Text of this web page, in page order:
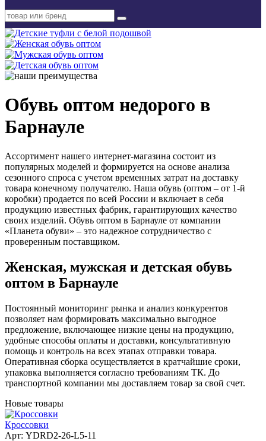
Обувь оптом недорого в
Барнауле
Ассортимент нашего интернет-магазина состоит из
популярных моделей и формируется на основе анализа
сезонного спроса с учетом временных затрат на доставку
товара конечному получателю. Наша обувь (оптом – от 1-й
коробки) продается по всей России и включает в себя
продукцию известных фабрик, гарантирующих качество
своих изделий. Обувь оптом в Барнауле от компании
«Планета обуви» – это надежное сотрудничество с
проверенным поставщиком.
Женская, мужская и детская обувь
оптом в Барнауле
Постоянный мониторинг рынка и анализ конкурентов
позволяет нам формировать максимально выгодное
предложение, включающее низкие цены на продукцию,
удобные способы оплаты и доставки, консультативную
помощь и контроль на всех этапах отправки товара.
Оперативная сборка осуществляется в кратчайшие сроки,
упаковка выполняется согласно требованиям ТК. До
транспортной компании мы доставляем товар за свой счет.
Новые товары
Кроссовки
Арт: YDRD2-26-L5-11